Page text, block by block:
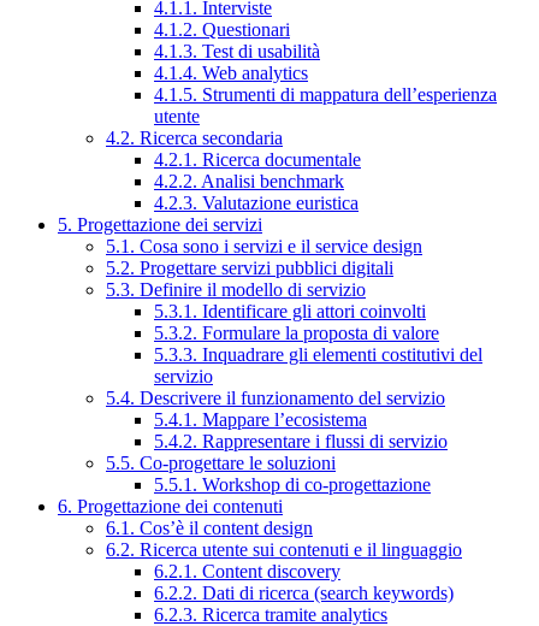
4.1.1. Interviste
4.1.2. Questionari
4.1.3. Test di usabilità
4.1.4. Web analytics
4.1.5. Strumenti di mappatura dell’esperienza
utente
4.2. Ricerca secondaria
4.2.1. Ricerca documentale
4.2.2. Analisi benchmark
4.2.3. Valutazione euristica
5. Progettazione dei servizi
5.1. Cosa sono i servizi e il service design
5.2. Progettare servizi pubblici digitali
5.3. Definire il modello di servizio
5.3.1. Identificare gli attori coinvolti
5.3.2. Formulare la proposta di valore
5.3.3. Inquadrare gli elementi costitutivi del
servizio
5.4. Descrivere il funzionamento del servizio
5.4.1. Mappare l’ecosistema
5.4.2. Rappresentare i flussi di servizio
5.5. Co-progettare le soluzioni
5.5.1. Workshop di co-progettazione
6. Progettazione dei contenuti
6.1. Cos’è il content design
6.2. Ricerca utente sui contenuti e il linguaggio
6.2.1. Content discovery
6.2.2. Dati di ricerca (search keywords)
6.2.3. Ricerca tramite analytics